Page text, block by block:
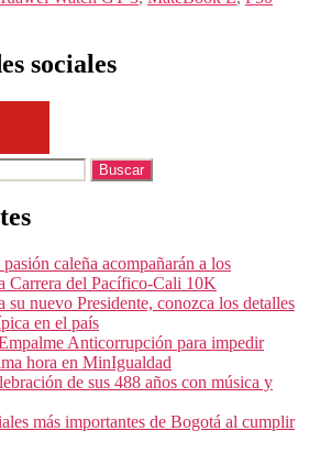
sociales
caleña acompañarán a los
Carrera del Pacífico-Cali 10K
su nuevo Presidente, conozca los detalles
en el país
Anticorrupción para impedir
hora en MinIgualdad
de sus 488 años con música y
más importantes de Bogotá al cumplir